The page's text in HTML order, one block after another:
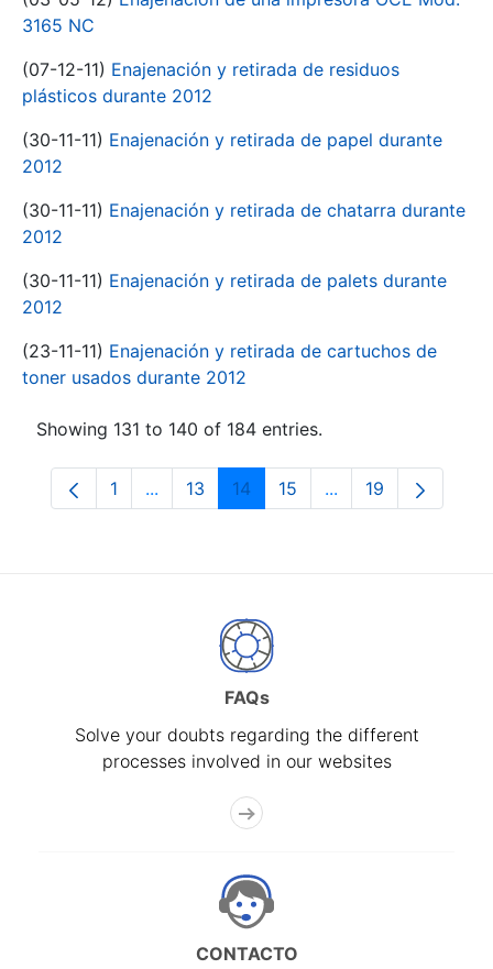
3165 NC
(07-12-11) Enajenación y retirada de residuos
plásticos durante 2012
(30-11-11) Enajenación y retirada de papel durante
2012
(30-11-11) Enajenación y retirada de chatarra durante
2012
(30-11-11) Enajenación y retirada de palets durante
2012
(23-11-11) Enajenación y retirada de cartuchos de
toner usados durante 2012
Showing 131 to 140 of 184 entries.
Page
1 ...Intermediate Pages Use TAB to navigate.
Page
13 Page
14 Page
15 ...Intermediate
Page
19
FAQs
Solve your doubts regarding the different
processes involved in our websites
CONTACTO